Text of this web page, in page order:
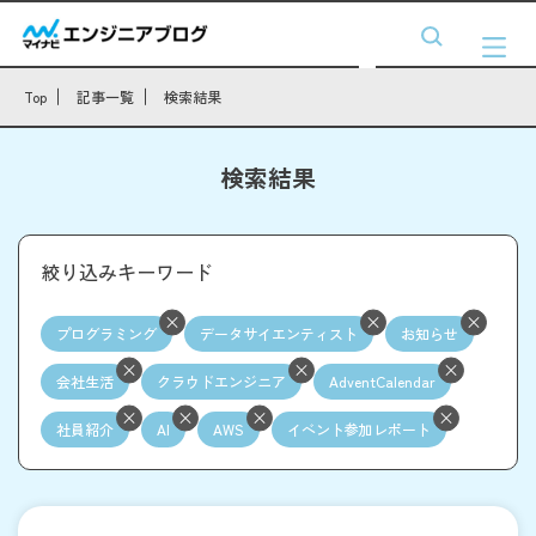
Top 記事一覧 検索結果
検索結果
絞り込みキーワード
プログラミング データサイエンティスト お知らせ
会社生活 クラウドエンジニア AdventCalendar
社員紹介 AI AWS イベント参加レポート